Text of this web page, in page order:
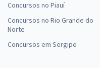
Concursos no Piauí
Concursos no Rio Grande do
Norte
Concursos em Sergipe